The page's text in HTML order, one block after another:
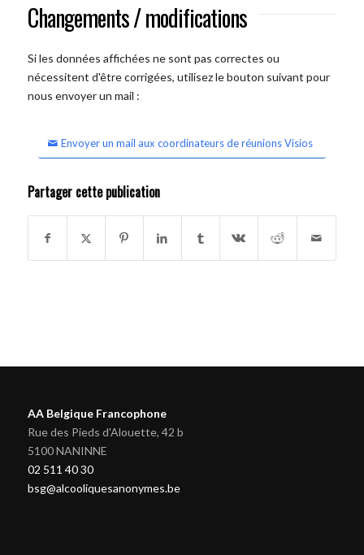
Changements / modifications
Si les données affichées ne sont pas correctes ou
nécessitent d'être corrigées, utilisez le bouton suivant pour
nous envoyer un mail :
Envoyer un mail aux coordinateurs de réunions Visios
Partager cette publication
AA Belgique Francophone
Rue des Pieds d'Alouette, 42 b
5100 NANINNE
02 511 40 30
bsg@alcooliquesanonymes.be